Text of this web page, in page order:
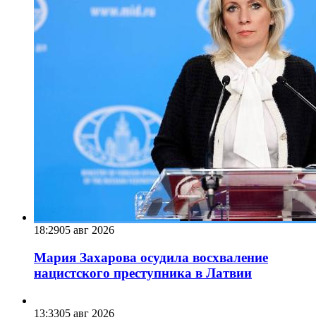
18:2905 авг 2026
Мария Захарова осудила восхваление
нацистского преступника в Латвии
13:3305 авг 2026